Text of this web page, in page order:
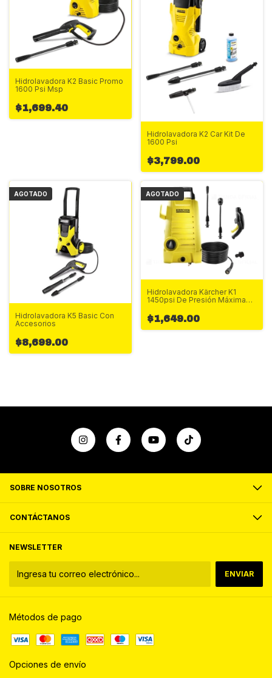
Hidrolavadora K2 Basic Promo
1600 Psi Msp
$1,699.40
Hidrolavadora K2 Car Kit De
1600 Psi
$3,799.00
AGOTADO
Hidrolavadora K5 Basic Con
Accesorios
$8,699.00
AGOTADO
Hidrolavadora Kärcher K1
1450psi De Presión Máxima
$1,649.00
SOBRE NOSOTROS
CONTÁCTANOS
NEWSLETTER
Métodos de pago
Opciones de envío